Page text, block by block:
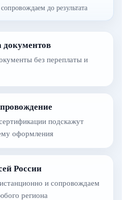
до результата
документов
без переплаты и
подскажут
оформления
России
и сопровождаем
региона